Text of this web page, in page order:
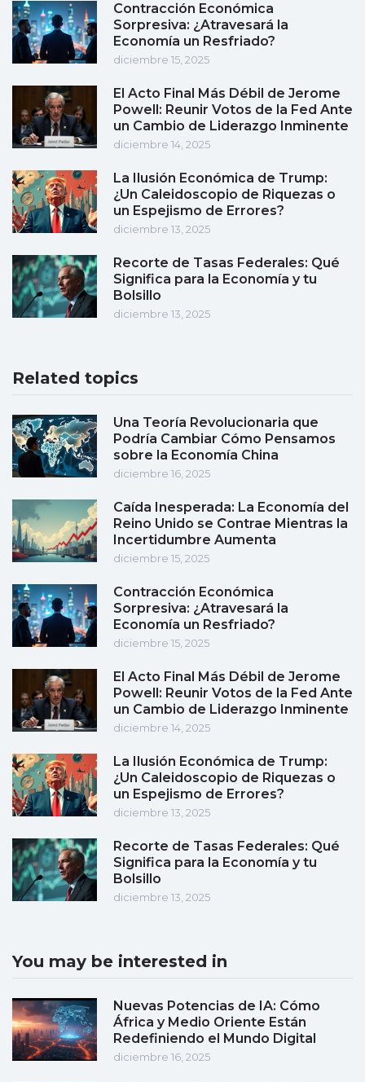
Contracción Económica
Sorpresiva: ¿Atravesará la
Economía un Resfriado?
diciembre 15, 2025
El Acto Final Más Débil de Jerome
Powell: Reunir Votos de la Fed Ante
un Cambio de Liderazgo Inminente
diciembre 14, 2025
La Ilusión Económica de Trump:
¿Un Caleidoscopio de Riquezas o
un Espejismo de Errores?
diciembre 13, 2025
Recorte de Tasas Federales: Qué
Significa para la Economía y tu
Bolsillo
diciembre 13, 2025
Related topics
Una Teoría Revolucionaria que
Podría Cambiar Cómo Pensamos
sobre la Economía China
diciembre 16, 2025
Caída Inesperada: La Economía del
Reino Unido se Contrae Mientras la
Incertidumbre Aumenta
diciembre 15, 2025
Contracción Económica
Sorpresiva: ¿Atravesará la
Economía un Resfriado?
diciembre 15, 2025
El Acto Final Más Débil de Jerome
Powell: Reunir Votos de la Fed Ante
un Cambio de Liderazgo Inminente
diciembre 14, 2025
La Ilusión Económica de Trump:
¿Un Caleidoscopio de Riquezas o
un Espejismo de Errores?
diciembre 13, 2025
Recorte de Tasas Federales: Qué
Significa para la Economía y tu
Bolsillo
diciembre 13, 2025
You may be interested in
Nuevas Potencias de IA: Cómo
África y Medio Oriente Están
Redefiniendo el Mundo Digital
diciembre 16, 2025